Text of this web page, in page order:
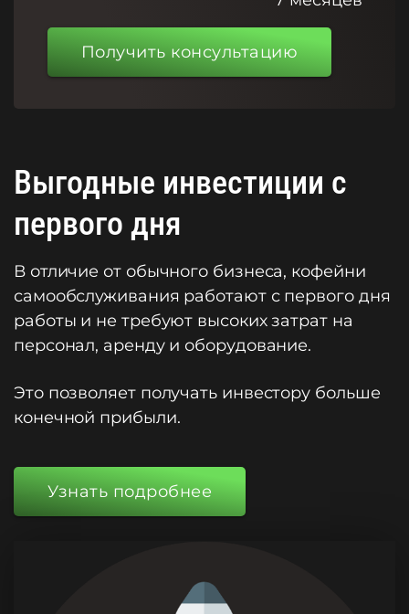
Получить консультацию
Выгодные инвестиции с
первого дня
В отличие от обычного бизнеса, кофейни
самообслуживания работают с первого дня
работы и не требуют высоких затрат на
персонал, аренду и оборудование.
Это позволяет получать инвестору больше
конечной прибыли.
Узнать подробнее